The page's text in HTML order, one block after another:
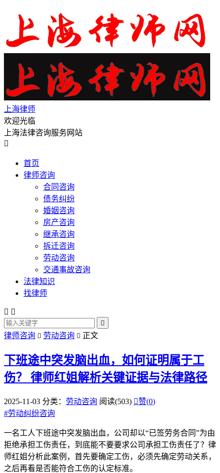
上海律师
欢迎光临
上海法律咨询服务网站

首页
律师咨询
合同咨询
债务纠纷
婚姻咨询
房产咨询
继承咨询
拆迁咨询
劳动咨询
交通事故咨询
法律知识
找律师
 

律师咨询  劳动咨询  正文
下班途中突发脑出血，如何证明属于工
伤？ 律师红姐解析关键证据与法律路径
2025-11-03 分类： 劳动咨询 阅读(503) 赞(0)
#劳动纠纷咨询
一名工人下班途中突发脑出血，公司却以“已签劳务合同”为由
拒绝承担工伤责任，到底能不要要求公司承担工伤责任了？律
师红姐分析此案例，首先要确定工伤，必须先确定劳动关系，
之后再看是否能符合工伤的认定标准。